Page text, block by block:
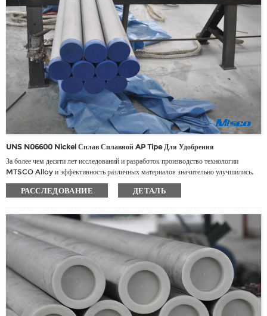
UNS N06600 Nickel Сплав Сплавной AP Tipe Для Удобрения
За более чем десяти лет исследований и разработок производство технологии
MTSCO Alloy и эффективность различных материалов значительно улучшились.
Enterprise приняло национальную сертификацию системы управления качеством,
получившего более 24 авторизованных патентов, участвовало в пересмотре 9
РАССЛЕДОВАНИЕ ДЕТАЛЬ